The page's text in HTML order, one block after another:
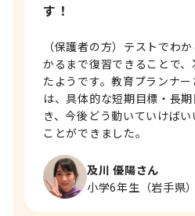
及川 優陽さん
小学6年生（岩手県）
す！
（保護者の方）テストでわ
かるまで復習できることで
たようです。教育プランナ
は、具体的な短期目標・長
き、今後どう動いていけば
ことができました。